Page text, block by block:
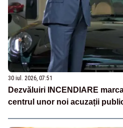
30 iul. 2026, 07:51
Dezvăluiri INCENDIARE
centrul unor noi acuzații